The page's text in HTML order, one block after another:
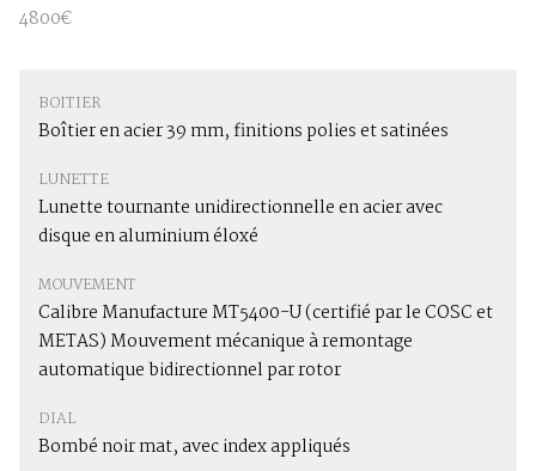
4800€
BOITIER
Boîtier en acier 39 mm, finitions polies et satinées
LUNETTE
Lunette tournante unidirectionnelle en acier avec
disque en aluminium éloxé
MOUVEMENT
Calibre Manufacture MT5400-U (certifié par le COSC et
METAS) Mouvement mécanique à remontage
automatique bidirectionnel par rotor
DIAL
Bombé noir mat, avec index appliqués